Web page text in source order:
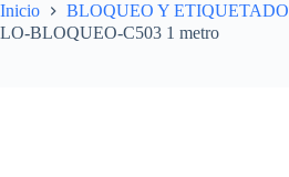
Inicio
BLOQUEO Y ETIQUETADO
LO-BLOQUEO-C503 1 metro